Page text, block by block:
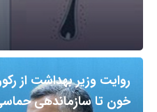
روایت وزیر بهداشت از
خون تا سازماندهی